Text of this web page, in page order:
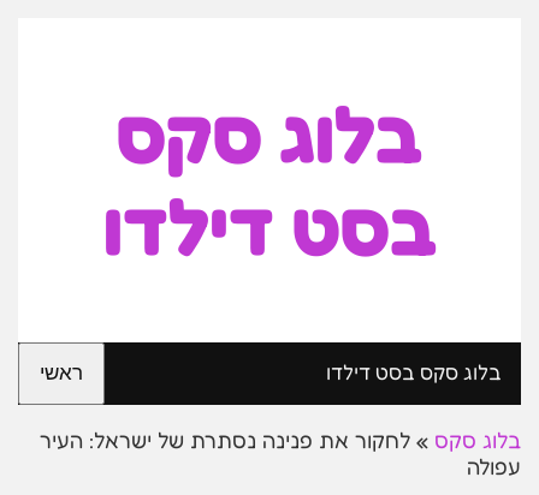
בלוג סקס
בסט דילדו
בלוג סקס בסט דילדו ראשי
בלוג סקס » לחקור את פנינה נסתרת של ישראל: העיר
עפולה